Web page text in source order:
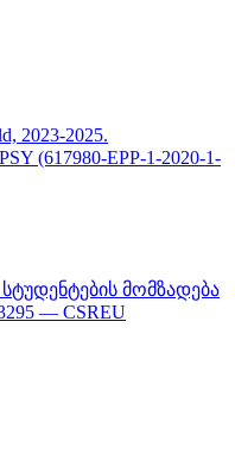
2023-2025.
(617980-EPP-1-2020-1-
მომზადება
— CSREU